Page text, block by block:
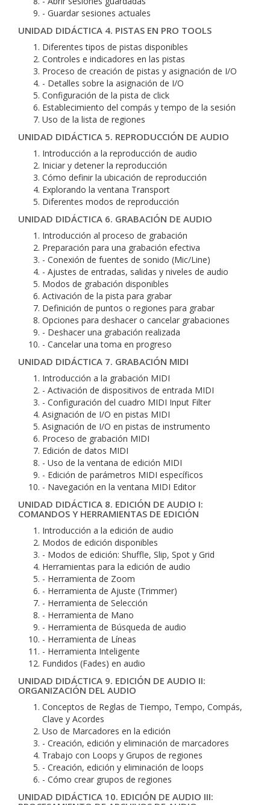
- Guardar sesiones actuales
UNIDAD DIDÁCTICA 4. PISTAS EN PRO TOOLS
Diferentes tipos de pistas disponibles
Controles e indicadores en las pistas
Proceso de creación de pistas y asignación de I/O
- Detalles sobre la asignación de I/O
Configuración de la pista de click
Establecimiento del compás y tempo de la sesión
Uso de la lista de regiones
UNIDAD DIDÁCTICA 5. REPRODUCCIÓN DE AUDIO
Introducción a la reproducción de audio
Iniciar y detener la reproducción
Cómo definir la ubicación de reproducción
Explorando la ventana Transport
Diferentes modos de reproducción
UNIDAD DIDÁCTICA 6. GRABACIÓN DE AUDIO
Introducción al proceso de grabación
Preparación para una grabación efectiva
- Conexión de fuentes de sonido (Mic/Line)
- Ajustes de entradas, salidas y niveles de audio
Modos de grabación disponibles
Activación de la pista para grabar
Definición de puntos o regiones para grabar
Opciones para deshacer o cancelar grabaciones
- Deshacer una grabación realizada
- Cancelar una toma en progreso
UNIDAD DIDÁCTICA 7. GRABACIÓN MIDI
Introducción a la grabación MIDI
- Activación de dispositivos de entrada MIDI
- Configuración del cuadro MIDI Input Filter
Asignación de I/O en pistas MIDI
Asignación de I/O en pistas de instrumento
Proceso de grabación MIDI
Edición de datos MIDI
- Uso de la ventana de edición MIDI
- Edición de parámetros MIDI específicos
- Navegación en la ventana MIDI Editor
UNIDAD DIDÁCTICA 8. EDICIÓN DE AUDIO I:
COMANDOS Y HERRAMIENTAS DE EDICIÓN
Introducción a la edición de audio
Modos de edición disponibles
- Modos de edición: Shuffle, Slip, Spot y Grid
Herramientas para la edición de audio
- Herramienta de Zoom
- Herramienta de Ajuste (Trimmer)
- Herramienta de Selección
- Herramienta de Mano
- Herramienta de Búsqueda de audio
- Herramienta de Líneas
- Herramienta Inteligente
Fundidos (Fades) en audio
UNIDAD DIDÁCTICA 9. EDICIÓN DE AUDIO II:
ORGANIZACIÓN DEL AUDIO
Conceptos de Reglas de Tiempo, Tempo, Compás,
Clave y Acordes
Uso de Marcadores en la edición
- Creación, edición y eliminación de marcadores
Trabajo con Loops y Grupos de regiones
- Creación, edición y eliminación de loops
- Cómo crear grupos de regiones
UNIDAD DIDÁCTICA 10. EDICIÓN DE AUDIO III: